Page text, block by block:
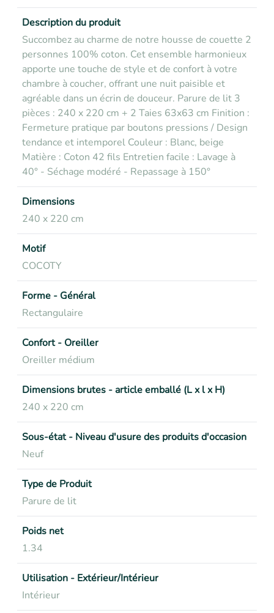
Description du produit
Succombez au charme de notre housse de couette 2
personnes 100% coton. Cet ensemble harmonieux
apporte une touche de style et de confort à votre
chambre à coucher, offrant une nuit paisible et
agréable dans un écrin de douceur. Parure de lit 3
pièces : 240 x 220 cm + 2 Taies 63x63 cm Finition :
Fermeture pratique par boutons pressions / Design
tendance et intemporel Couleur : Blanc, beige
Matière : Coton 42 fils Entretien facile : Lavage à
40° - Séchage modéré - Repassage à 150°
Dimensions
240 x 220 cm
Motif
COCOTY
Forme - Général
Rectangulaire
Confort - Oreiller
Oreiller médium
Dimensions brutes - article emballé (L x l x H)
240 x 220 cm
Sous-état - Niveau d'usure des produits d'occasion
Neuf
Type de Produit
Parure de lit
Poids net
1.34
Utilisation - Extérieur/Intérieur
Intérieur